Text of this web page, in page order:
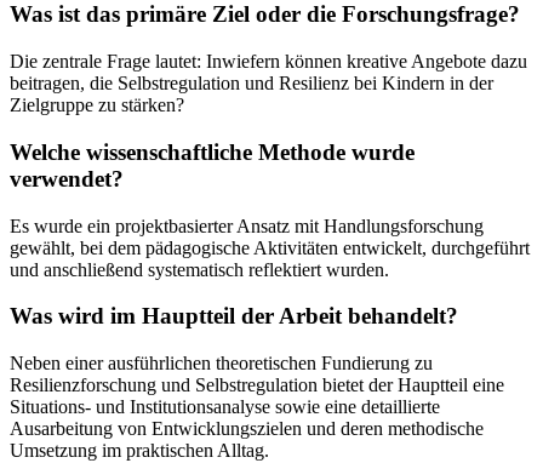
Was ist das primäre Ziel oder die Forschungsfrage?
Die zentrale Frage lautet: Inwiefern können kreative Angebote dazu
beitragen, die Selbstregulation und Resilienz bei Kindern in der
Zielgruppe zu stärken?
Welche wissenschaftliche Methode wurde
verwendet?
Es wurde ein projektbasierter Ansatz mit Handlungsforschung
gewählt, bei dem pädagogische Aktivitäten entwickelt, durchgeführt
und anschließend systematisch reflektiert wurden.
Was wird im Hauptteil der Arbeit behandelt?
Neben einer ausführlichen theoretischen Fundierung zu
Resilienzforschung und Selbstregulation bietet der Hauptteil eine
Situations- und Institutionsanalyse sowie eine detaillierte
Ausarbeitung von Entwicklungszielen und deren methodische
Umsetzung im praktischen Alltag.